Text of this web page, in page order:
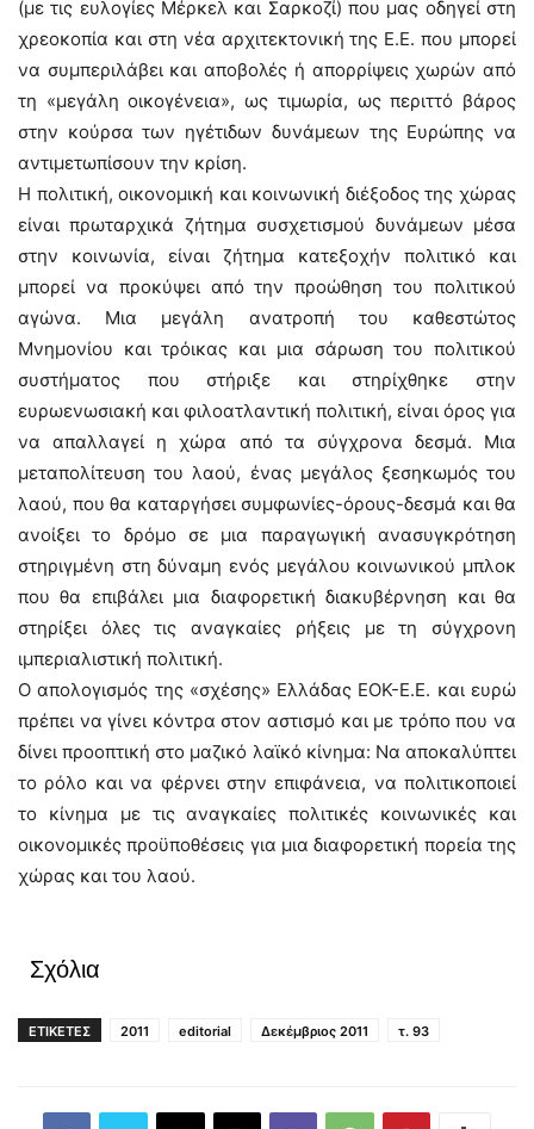
(με τις ευλογίες Μέρκελ και Σαρκοζί) που μας οδηγεί στη
χρεοκοπία και στη νέα αρχιτεκτονική της Ε.Ε. που μπορεί
να συμπεριλάβει και αποβολές ή απορρίψεις χωρών από
τη «μεγάλη οικογένεια», ως τιμωρία, ως περιττό βάρος
στην κούρσα των ηγέτιδων δυνάμεων της Ευρώπης να
αντιμετωπίσουν την κρίση.
Η πολιτική, οικονομική και κοινωνική διέξοδος της χώρας
είναι πρωταρχικά ζήτημα συσχετισμού δυνάμεων μέσα
στην κοινωνία, είναι ζήτημα κατεξοχήν πολιτικό και
μπορεί να προκύψει από την προώθηση του πολιτικού
αγώνα. Μια μεγάλη ανατροπή του καθεστώτος
Μνημονίου και τρόικας και μια σάρωση του πολιτικού
συστήματος που στήριξε και στηρίχθηκε στην
ευρωενωσιακή και φιλοατλαντική πολιτική, είναι όρος για
να απαλλαγεί η χώρα από τα σύγχρονα δεσμά. Μια
μεταπολίτευση του λαού, ένας μεγάλος ξεσηκωμός του
λαού, που θα καταργήσει συμφωνίες-όρους-δεσμά και θα
ανοίξει το δρόμο σε μια παραγωγική ανασυγκρότηση
στηριγμένη στη δύναμη ενός μεγάλου κοινωνικού μπλοκ
που θα επιβάλει μια διαφορετική διακυβέρνηση και θα
στηρίξει όλες τις αναγκαίες ρήξεις με τη σύγχρονη
ιμπεριαλιστική πολιτική.
Ο απολογισμός της «σχέσης» Ελλάδας ΕΟΚ-Ε.Ε. και ευρώ
πρέπει να γίνει κόντρα στον αστισμό και με τρόπο που να
δίνει προοπτική στο μαζικό λαϊκό κίνημα: Να αποκαλύπτει
το ρόλο και να φέρνει στην επιφάνεια, να πολιτικοποιεί
το κίνημα με τις αναγκαίες πολιτικές κοινωνικές και
οικονομικές προϋποθέσεις για μια διαφορετική πορεία της
χώρας και του λαού.
Σχόλια
ΕΤΙΚΕΤΕΣ 2011 editorial Δεκέμβριος 2011 τ. 93